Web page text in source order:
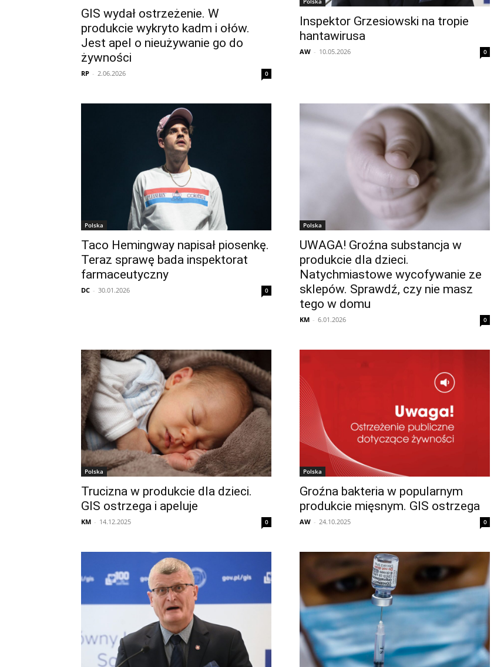
GIS wydał ostrzeżenie. W
produkcie wykryto kadm i ołów.
Jest apel o nieużywanie go do
żywności
RP - 2.06.2026 0
Inspektor Grzesiowski na tropie
hantawirusa
AW - 10.05.2026 0
Polska
Taco Hemingway napisał piosenkę.
Teraz sprawę bada inspektorat
farmaceutyczny
DC - 30.01.2026 0
Polska
UWAGA! Groźna substancja w
produkcie dla dzieci.
Natychmiastowe wycofywanie ze
sklepów. Sprawdź, czy nie masz
tego w domu
KM - 6.01.2026 0
Polska
Trucizna w produkcie dla dzieci.
GIS ostrzega i apeluje
KM - 14.12.2025 0
Polska
Groźna bakteria w popularnym
produkcie mięsnym. GIS ostrzega
AW - 24.10.2025 0